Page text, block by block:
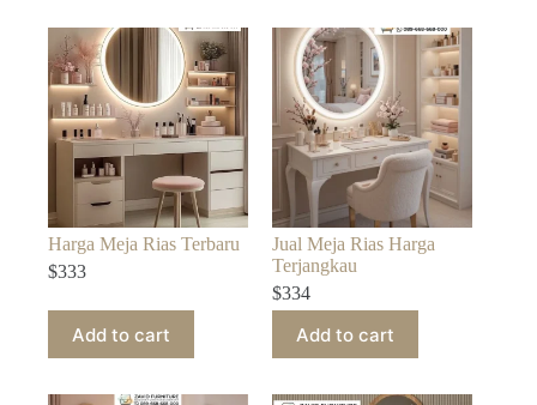
Harga Meja Rias Terbaru
$333
Add to cart
Jual Meja Rias Harga
Terjangkau
$334
Add to cart